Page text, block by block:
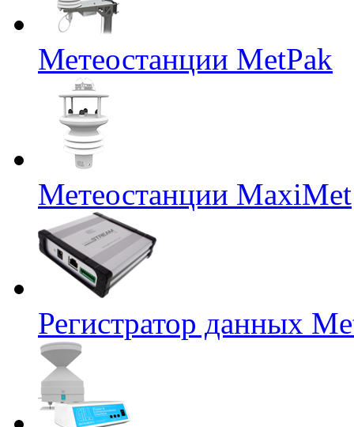
Метеостанции MetPak
Метеостанции MaxiMet
Регистратор данных